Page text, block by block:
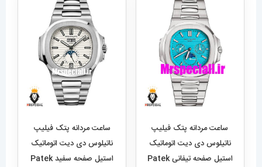
ساعت مردانه پتک فیلیپ
ناتیلوس دی دیت اتوماتیک
استیل صفحه تیفانی Patek
ساعت مردانه پتک فیلیپ
ناتیلوس دی دیت اتوماتیک
استیل صفحه سفید Patek